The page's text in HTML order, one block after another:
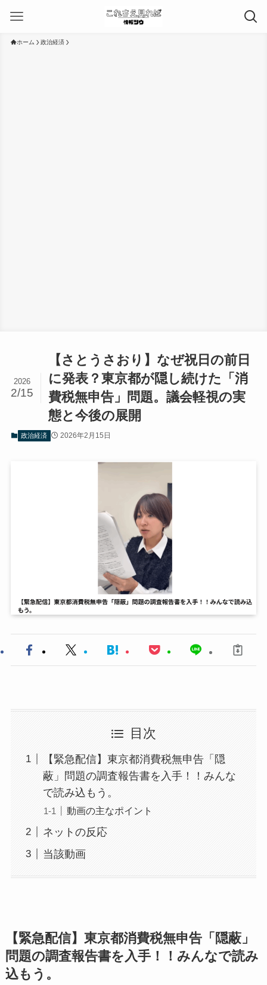
ホーム 政治経済
【さとうさおり】なぜ祝日の前日
に発表？東京都が隠し続けた「消
費税無申告」問題。議会軽視の実
態と今後の展開
2026
2/15
政治経済 2026年2月15日
目次
【緊急配信】東京都消費税無申告「隠
蔽」問題の調査報告書を入手！！みんな
で読み込もう。
動画の主なポイント
ネットの反応
当該動画
【緊急配信】東京都消費税無申告「隠蔽」
問題の調査報告書を入手！！みんなで読み
込もう。